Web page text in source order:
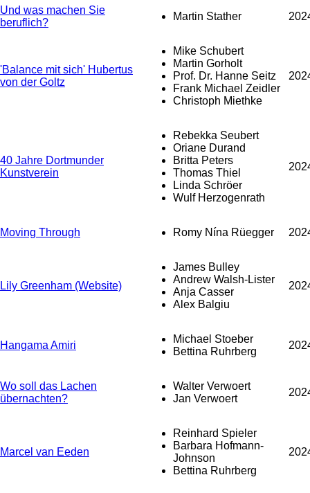
Und was machen Sie
beruflich?
Martin Stather
'Balance mit sich' Hubertus
von der Goltz
Mike Schubert
Martin Gorholt
Prof. Dr. Hanne Seitz
Frank Michael Zeidler
Christoph Miethke
40 Jahre Dortmunder
Kunstverein
Rebekka Seubert
Oriane Durand
Britta Peters
Thomas Thiel
Linda Schröer
Wulf Herzogenrath
Moving Through Romy Nína Rüegger
Lily Greenham (Website)
James Bulley
Andrew Walsh-Lister
Anja Casser
Alex Balgiu
Hangama Amiri
Michael Stoeber
Bettina Ruhrberg
Wo soll das Lachen
übernachten?
Walter Verwoert
Jan Verwoert
Marcel van Eeden
Reinhard Spieler
Barbara Hofmann-
Johnson
Bettina Ruhrberg